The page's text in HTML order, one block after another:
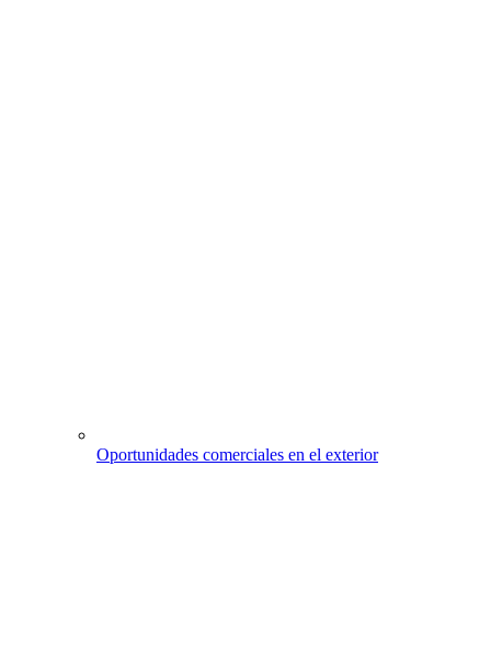
Oportunidades comerciales en el exterior